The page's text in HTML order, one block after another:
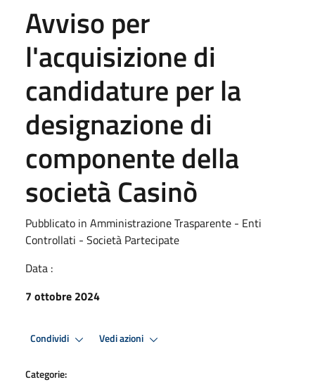
Avviso per
l'acquisizione di
candidature per la
designazione di
componente della
società Casinò
Pubblicato in Amministrazione Trasparente - Enti
Controllati - Società Partecipate
Data :
7 ottobre 2024
Condividi Vedi azioni
Categorie: